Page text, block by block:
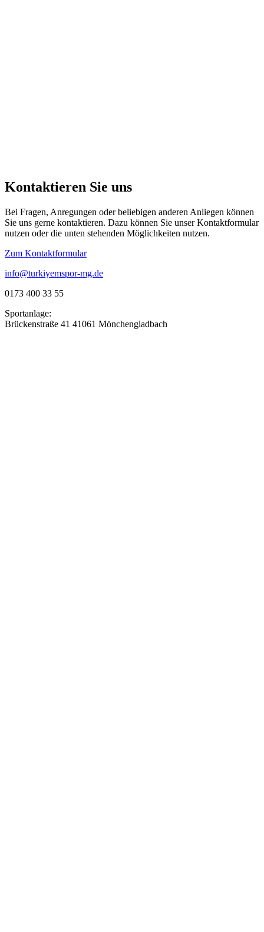
Kontaktieren Sie uns
Bei Fragen, Anregungen oder beliebigen anderen Anliegen können
Sie uns gerne kontaktieren. Dazu können Sie unser Kontaktformular
nutzen oder die unten stehenden Möglichkeiten nutzen.
Zum Kontaktformular
info@turkiyemspor-mg.de
0173 400 33 55
Sportanlage:
Brückenstraße 41 41061 Mönchengladbach